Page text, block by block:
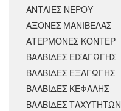
ΑΝΤΛΙΕΣ ΝΕΡΟΥ
ΑΞΟΝΕΣ ΜΑΝΙΒΕΛΑΣ
ΑΤΕΡΜΟΝΕΣ ΚΟΝΤΕΡ
ΒΑΛΒΙΔΕΣ ΕΙΣΑΓΩΓΗΣ
ΒΑΛΒΙΔΕΣ ΕΞΑΓΩΓΗΣ
ΒΑΛΒΙΔΕΣ ΚΕΦΑΛΗΣ
ΒΑΛΒΙΔΕΣ ΤΑΧΥΤΗΤΩΝ